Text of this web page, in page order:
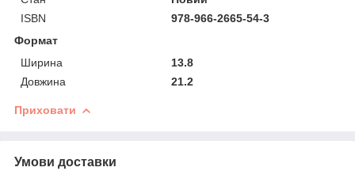
ISBN
978-966-2665-54-3
Формат
Ширина
13.8
Довжина
21.2
Приховати
Умови доставки